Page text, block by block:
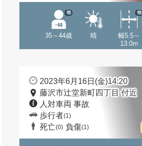
35～44歳
他
晴
幅5.5～
13.0m
他
2023年6月16日(金)14:20
藤沢市辻堂新町四丁目 付近
人対車両 事故
歩行者(1)
死亡(0) 負傷(1)